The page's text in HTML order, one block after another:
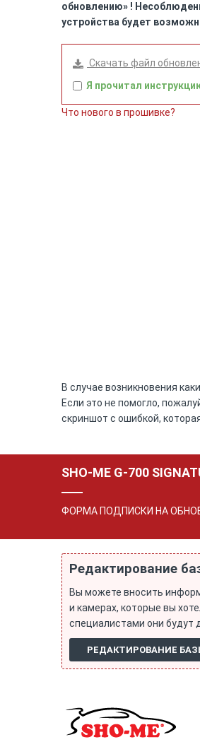
обновлению» !
устройства будет
Скачать файл
Я прочитал
Что нового в прошивке?
В случае возникновения
Если это не помогло,
скриншот с ошибкой,
SHO-ME G-700
ФОРМА ПОДПИСКИ НА
Редактирование
Вы можете вносить
и камерах, которые вы
специалистами они будут
РЕДАКТИРОВАНИЕ